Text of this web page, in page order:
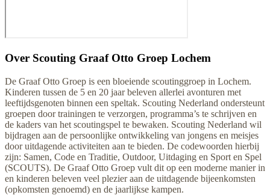
Over Scouting Graaf Otto Groep Lochem
De Graaf Otto Groep is een bloeiende scoutinggroep in Lochem.
Kinderen tussen de 5 en 20 jaar beleven allerlei avonturen met
leeftijdsgenoten binnen een speltak. Scouting Nederland ondersteunt
groepen door trainingen te verzorgen, programma’s te schrijven en
de kaders van het scoutingspel te bewaken. Scouting Nederland wil
bijdragen aan de persoonlijke ontwikkeling van jongens en meisjes
door uitdagende activiteiten aan te bieden. De codewoorden hierbij
zijn: Samen, Code en Traditie, Outdoor, Uitdaging en Sport en Spel
(SCOUTS). De Graaf Otto Groep vult dit op een moderne manier in
en kinderen beleven veel plezier aan de uitdagende bijeenkomsten
(opkomsten genoemd) en de jaarlijkse kampen.